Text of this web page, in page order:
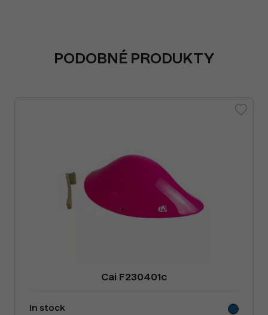
PODOBNÉ PRODUKTY
Cai F230401c
In stock